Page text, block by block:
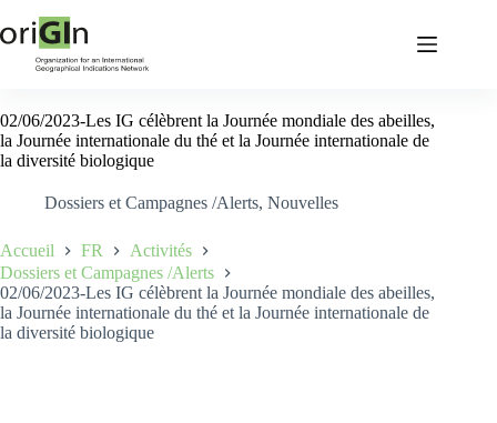
02/06/2023-Les IG célèbrent la Journée mondiale des abeilles,
la Journée internationale du thé et la Journée internationale de
la diversité biologique
Dossiers et Campagnes /Alerts, Nouvelles
Accueil FR
Activités
Dossiers et Campagnes /Alerts
02/06/2023-Les IG célèbrent la Journée mondiale des abeilles,
la Journée internationale du thé et la Journée internationale de
la diversité biologique